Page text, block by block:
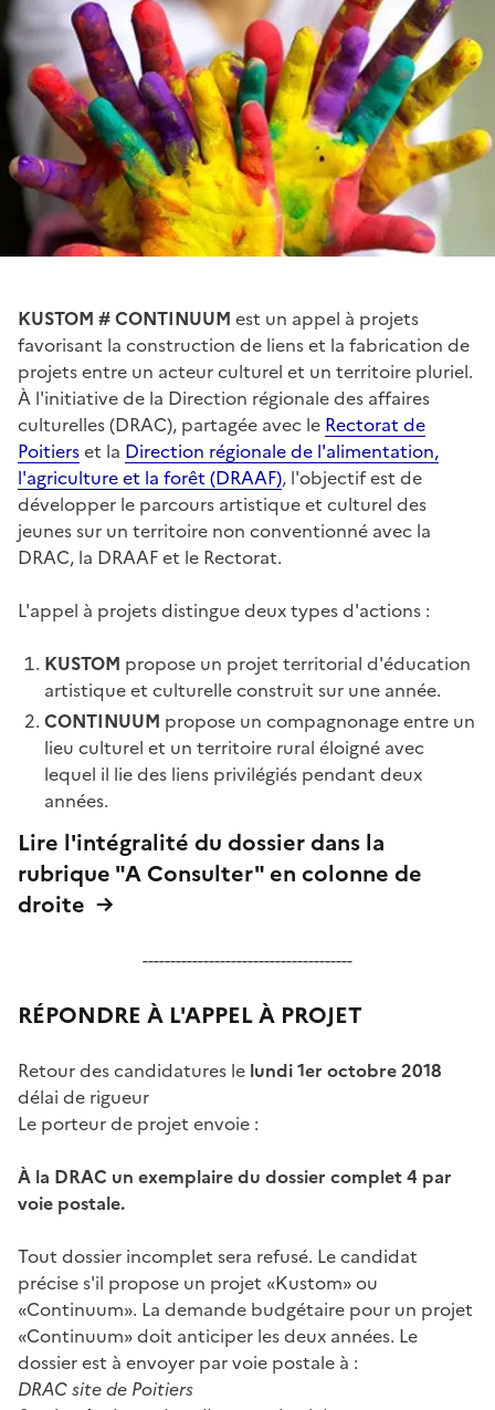
KUSTOM # CONTINUUM est un appel à projets
favorisant la construction de liens et la fabrication de
projets entre un acteur culturel et un territoire pluriel.
À l'initiative de la Direction régionale des affaires
culturelles (DRAC), partagée avec le Rectorat de
Poitierset la Direction régionale de l'alimentation,
l'agriculture et la forêt (DRAAF), l'objectif est de
développer le parcours artistique et culturel des
jeunes sur un territoire non conventionné avec la
DRAC, la DRAAF et le Rectorat.
L'appel à projets distingue deux types d'actions :
KUSTOM propose un projet territorial d'éducation
artistique et culturelle construit sur une année.
CONTINUUM propose un compagnonage entre un
lieu culturel et un territoire rural éloigné avec
lequel il lie des liens privilégiés pendant deux
années.
Lire l'intégralité du dossier dans la
rubrique "A Consulter" en colonne de
droite →
--------------------------------------
RÉPONDRE À L'APPEL À PROJET
Retour des candidatures le lundi 1er octobre 2018
délai de rigueur
Le porteur de projet envoie :
À la DRAC un exemplaire du dossier complet 4 par
voie postale.
Tout dossier incomplet sera refusé. Le candidat
précise s'il propose un projet «Kustom» ou
«Continuum». La demande budgétaire pour un projet
«Continuum» doit anticiper les deux années. Le
dossier est à envoyer par voie postale à :
DRAC site de Poitiers